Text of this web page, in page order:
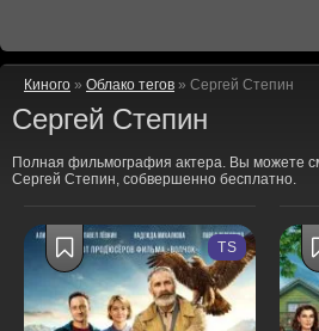
Киного » Облако тегов » Сергей Степин
Сергей Степин
Полная фильмография актера. Вы можете
Сергей Степин, собвершенно бесплатно.
TS